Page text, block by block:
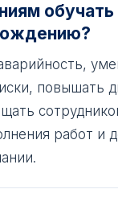
повышать
работ и